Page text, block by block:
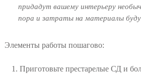
придадут вашему интерьеру
пора и затраты на материалы
Элементы работы пошагово:
Приготовьте престарелые СД и